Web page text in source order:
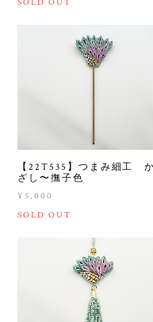
【22T535】つまみ細工
ざし〜撫子色
¥5,000
SOLD OUT